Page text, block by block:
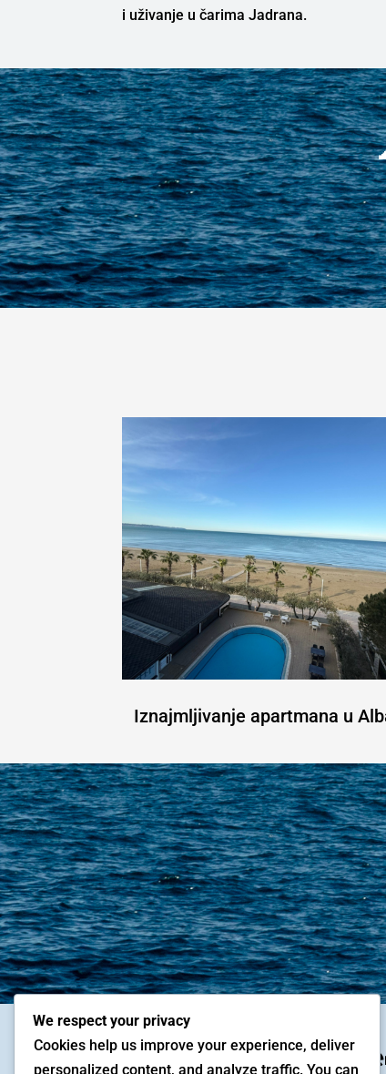
i uživanje u čarima Jadrana.
Iznajmljivanje apartmana u
☀️🏖️🏡 Apartman u Ulcinju
We respect your privacy
Cookies help us improve your experience, deliver
personalized content, and analyze traffic. You can